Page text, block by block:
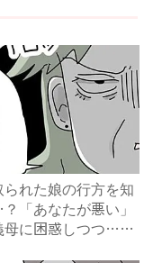
られた娘の行方を知
「あなたが悪い」
母に困惑しつつ…